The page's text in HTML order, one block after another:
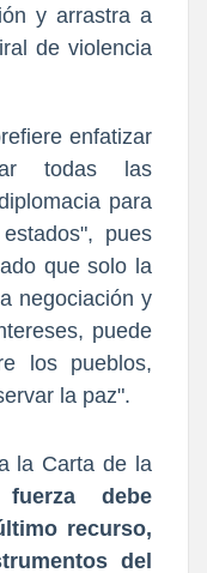
y arrastra a
de violencia
enfatizar
todas las
para
pues
que solo la
negociación y
puede
los pueblos,
la paz".
la Carta de la
debe
recurso,
del